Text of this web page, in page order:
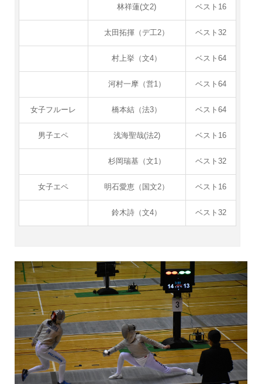
林祥蓮(文2) ベスト16
太田拓揮（デ工2） ベスト32
村上挙（文4） ベスト64
河村一摩（営1） ベスト64
女子フルーレ 橋本結（法3） ベスト64
男子エペ 浅海聖哉(法2) ベスト16
杉岡瑞基（文1） ベスト32
女子エペ 明石愛恵（国文2） ベスト16
鈴木詩（文4） ベスト32